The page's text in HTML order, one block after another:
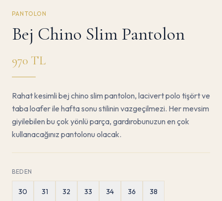
PANTOLON
Bej Chino Slim Pantolon
970 TL
Rahat kesimli bej chino slim pantolon, lacivert polo tişört ve
taba loafer ile hafta sonu stilinin vazgeçilmezi. Her mevsim
giyilebilen bu çok yönlü parça, gardırobunuzun en çok
kullanacağınız pantolonu olacak.
BEDEN
30 31 32 33 34 36 38